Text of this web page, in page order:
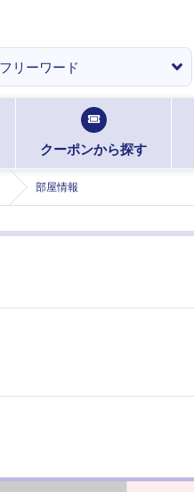
クーポンから探す
部屋情報